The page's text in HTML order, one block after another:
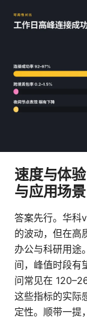
速度与体
与应用场景
答案先行。华科
的波动，但在高
办公与科研用途
间，峰值时段有
问常见在
这些指标的实际
定性。顺带一提